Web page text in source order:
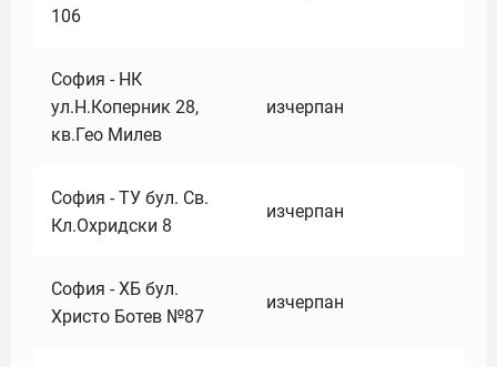
106
София - НК
ул.Н.Коперник 28,
кв.Гео Милев
изчерпан
София - ТУ бул. Св.
Кл.Охридски 8
изчерпан
София - ХБ бул.
Христо Ботев №87
изчерпан